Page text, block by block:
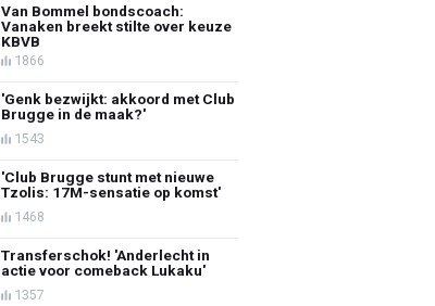
Van Bommel bondscoach:
Vanaken breekt stilte over keuze
KBVB
1866
'Genk bezwijkt: akkoord met Club
Brugge in de maak?'
1543
'Club Brugge stunt met nieuwe
Tzolis: 17M-sensatie op komst'
1468
Transferschok! 'Anderlecht in
actie voor comeback Lukaku'
1357